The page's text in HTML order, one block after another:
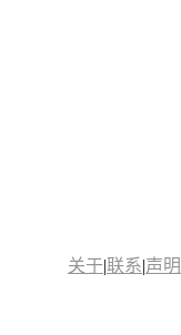
关于|联系|声明